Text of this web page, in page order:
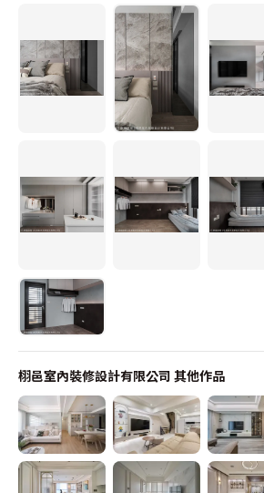
栩邑室內裝修設計有限公司 其他作品